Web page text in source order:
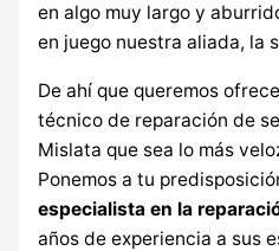
en algo muy largo y
en juego nuestra aliada, la
De ahí que queremos
técnico de reparación de
Mislata que sea lo más
Ponemos a tu
especialista en la
años de experiencia a sus